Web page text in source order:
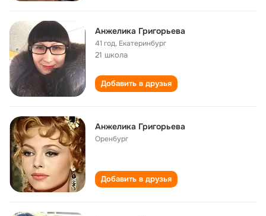
Анжелика Григорьева
41 год, Екатеринбург
21 школа
Добавить в друзья
Анжелика Григорьева
Оренбург
Добавить в друзья